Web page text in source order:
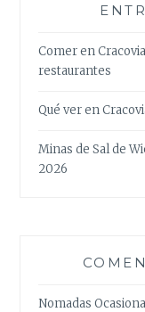
Comer en
restaurantes
Qué ver en
Minas de Sal de
2026
Nomadas